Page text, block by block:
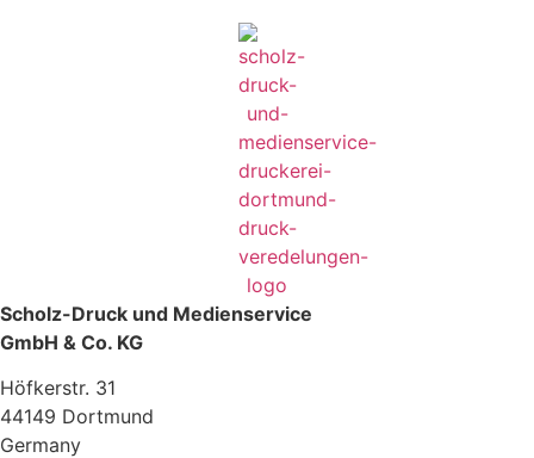
Scholz-Druck und Medienservice
GmbH & Co. KG
Höfkerstr. 31
44149 Dortmund
Germany